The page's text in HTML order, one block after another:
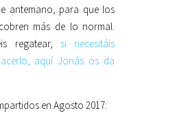
antemano, para que los
más de lo normal.
regatear, si necesitáis
aquí Jonás os da
en Agosto 2017: